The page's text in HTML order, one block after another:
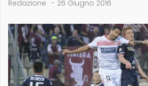
Redazione - 26 Giugno 2016